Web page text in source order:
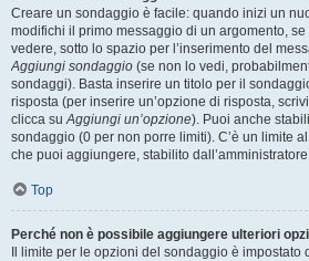
Creare un sondaggio è facile: quando inizi un
modifichi il primo messaggio di un argomento,
vedere, sotto lo spazio per l’inserimento del
Aggiungi sondaggio (se non lo vedi,
sondaggi). Basta inserire un titolo per il
risposta (per inserire un’opzione di risposta,
clicca suAggiungi un’opzione). Puoi anche
sondaggio (0 per non porre limiti). C’è un limite
che puoi aggiungere, stabilito
Top
Perché non è possibile aggiungere ulteriori
Il limite per le opzioni del sondaggio è impostato